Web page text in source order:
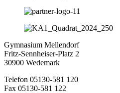
Gymnasium Mellendorf
Fritz-Sennheiser-Platz 2
30900 Wedemark
Telefon 05130-581 120
Fax 05130-581 122